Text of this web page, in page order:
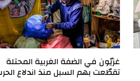
غزيّون في الضفة الغربية المحتلة
تقطّعت بهم السبل منذ اندلاع